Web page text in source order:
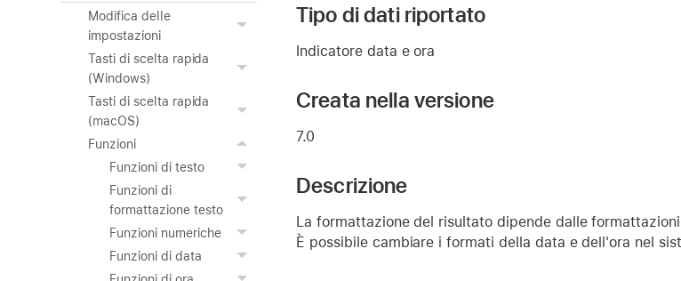
Modifica delle
impostazioni
Tasti di scelta rapida
(Windows)
Tasti di scelta rapida
(macOS)
Funzioni
Funzioni di testo
Funzioni di
formattazione testo
Funzioni numeriche
Funzioni di data
Tipo di dati riportato
Indicatore data e ora
Creata nella versione
7.0
Descrizione
La formattazione del risultato dipende dalle
È possibile cambiare i formati della data e dell'ora nel